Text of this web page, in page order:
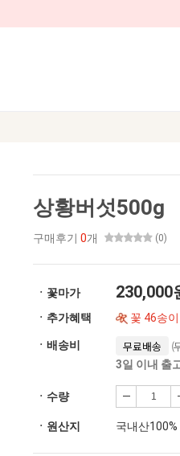
상황버섯500g
구매후기 0개 (0)
ㆍ꽃마가 230,000
ㆍ추가혜택 꽃 46송이
ㆍ배송비 무료배송 (
3일 이내 출
ㆍ수량
ㆍ원산지 국내산100%